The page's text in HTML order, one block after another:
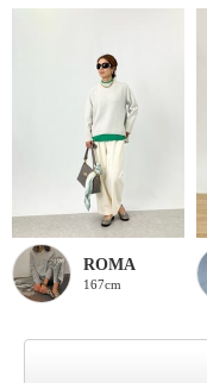
ROMA
167cm